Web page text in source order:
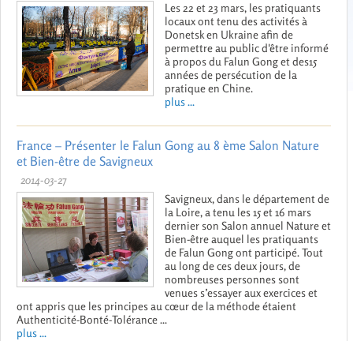
Les 22 et 23 mars, les pratiquants
locaux ont tenu des activités à
Donetsk en Ukraine afin de
permettre au public d'être informé
à propos du Falun Gong et des15
années de persécution de la
pratique en Chine.
plus ...
France – Présenter le Falun Gong au 8 ème Salon Nature
et Bien-être de Savigneux
2014-03-27
Savigneux, dans le département de
la Loire, a tenu les 15 et 16 mars
dernier son Salon annuel Nature et
Bien-être auquel les pratiquants
de Falun Gong ont participé. Tout
au long de ces deux jours, de
nombreuses personnes sont
venues s’essayer aux exercices et
ont appris que les principes au cœur de la méthode étaient
Authenticité-Bonté-Tolérance ...
plus ...